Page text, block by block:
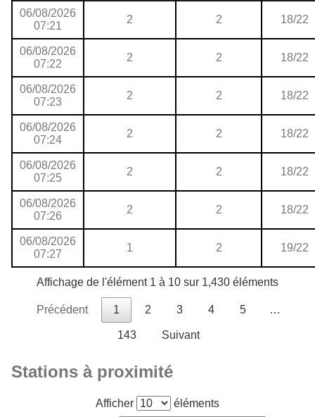
06/08/2026
07:21
2 2 18/22
06/08/2026
07:22
2 2 18/22
06/08/2026
07:23
2 2 18/22
06/08/2026
07:24
2 2 18/22
06/08/2026
07:25
2 2 18/22
06/08/2026
07:26
2 2 18/22
06/08/2026
07:27
1 2 19/22
Affichage de l'élément 1 à 10 sur 1,430 éléments
Précédent 1 2 3 4 5 …
143 Suivant
Stations à proximité
Afficher
éléments